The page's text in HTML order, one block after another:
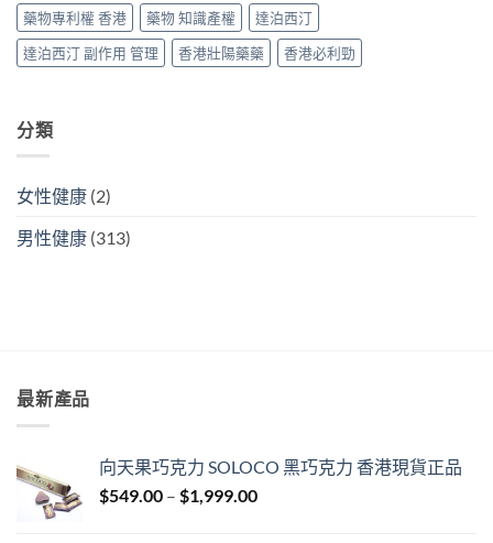
次
搞
掂
ED
藥物專利權 香港
藥物 知識產權
達泊西汀
達泊西汀 副作用 管理
香港壯陽藥藥 香港必利勁
分類
女性健康 (2)
男性健康 (313)
最新產品
向天果巧克力 SOLOCO 黑巧克力 香港現貨正品
$549.00 – $1,999.00Price